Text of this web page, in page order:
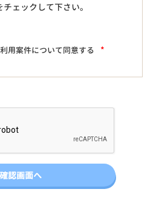
ェックして下さい。
用案件について同意する *